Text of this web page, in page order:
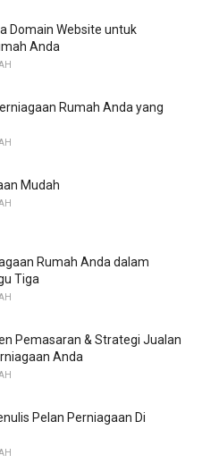
Domain Website untuk
Anda
Rumah Anda yang
Mudah
Rumah Anda dalam
Tiga
Pemasaran & Strategi Jualan
Anda
Pelan Perniagaan Di